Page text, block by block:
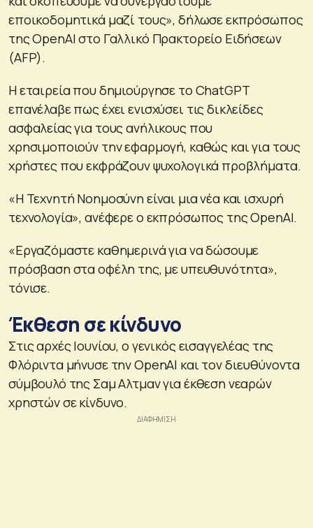
εποικοδομητικά μαζί τους», δήλωσε εκπρόσωπος
της OpenAI στο Γαλλικό Πρακτορείο Ειδήσεων
(AFP).
Η εταιρεία που δημιούργησε το ChatGPT
επανέλαβε πως έχει ενισχύσει τις δικλείδες
ασφαλείας για τους ανήλικους που
χρησιμοποιούν την εφαρμογή, καθώς και για τους
χρήστες που εκφράζουν ψυχολογικά προβλήματα.
«Η Τεχνητή Νοημοσύνη είναι μια νέα και ισχυρή
τεχνολογία», ανέφερε ο εκπρόσωπος της OpenAI.
«Εργαζόμαστε καθημερινά για να δώσουμε
πρόσβαση στα οφέλη της, με υπευθυνότητα»,
τόνισε.
Έκθεση σε κίνδυνο
Στις αρχές Ιουνίου, ο γενικός εισαγγελέας της
Φλόριντα μήνυσε την OpenAI και τον διευθύνοντα
σύμβουλό της Σαμ Αλτμαν για έκθεση νεαρών
χρηστών σε κίνδυνο.